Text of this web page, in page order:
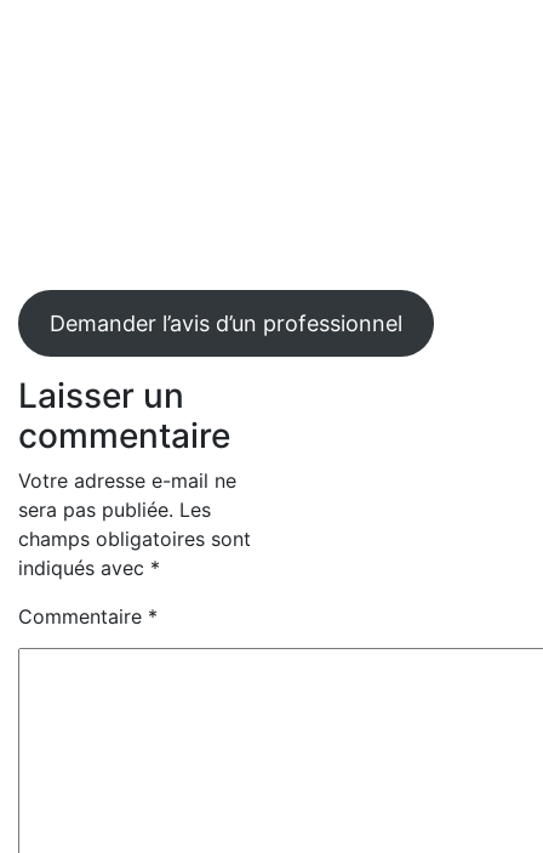
Demander l’avis d’un professionnel
Laisser un
commentaire
Votre adresse e-mail ne
sera pas publiée. Les
champs obligatoires sont
indiqués avec *
Commentaire *